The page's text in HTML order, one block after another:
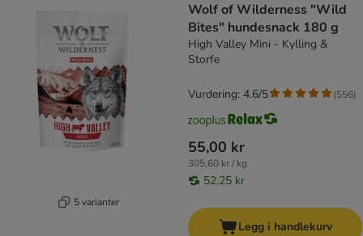
5 varianter
Wolf of Wilderness "Wild
Bites" hundesnack 180 g
High Valley Mini - Kylling &
Storfe
55,00 kr
305,60 kr / kg
52,25 kr
Vurdering: 4.6/5 (556)
Legg i handlekurv